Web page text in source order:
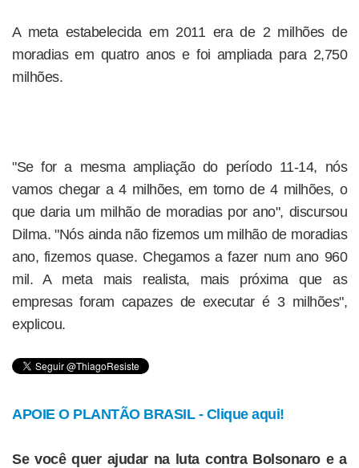
A meta estabelecida em 2011 era de 2 milhões de
moradias em quatro anos e foi ampliada para 2,750
milhões.
"Se for a mesma ampliação do período 11-14, nós
vamos chegar a 4 milhões, em torno de 4 milhões, o
que daria um milhão de moradias por ano", discursou
Dilma. "Nós ainda não fizemos um milhão de moradias
ano, fizemos quase. Chegamos a fazer num ano 960
mil. A meta mais realista, mais próxima que as
empresas foram capazes de executar é 3 milhões",
explicou.
APOIE O PLANTÃO BRASIL - Clique aqui!
Se você quer ajudar na luta contra Bolsonaro e a